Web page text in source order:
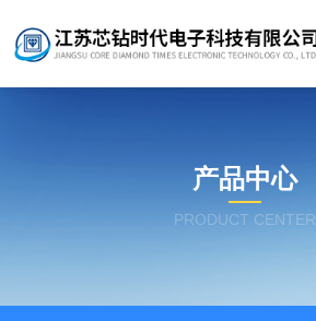
产品中心
PRODUCT CENTER